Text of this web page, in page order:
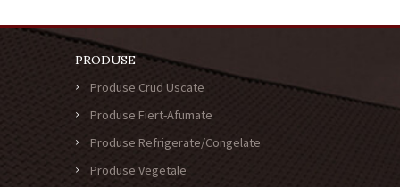
PRODUSE
Produse Crud Uscate
Produse Fiert-Afumate
Produse Refrigerate/Congelate
Produse Vegetale